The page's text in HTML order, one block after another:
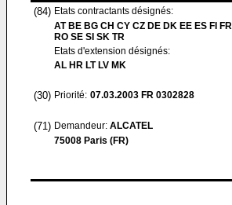
(84) Etats contractants désignés:
AT BE BG CH CY CZ DE DK EE ES FI
RO SE SI SK TR
Etats d'extension désignés:
AL HR LT LV MK
(30) Priorité: 07.03.2003 FR 0302828
(71) Demandeur: ALCATEL
75008 Paris (FR)